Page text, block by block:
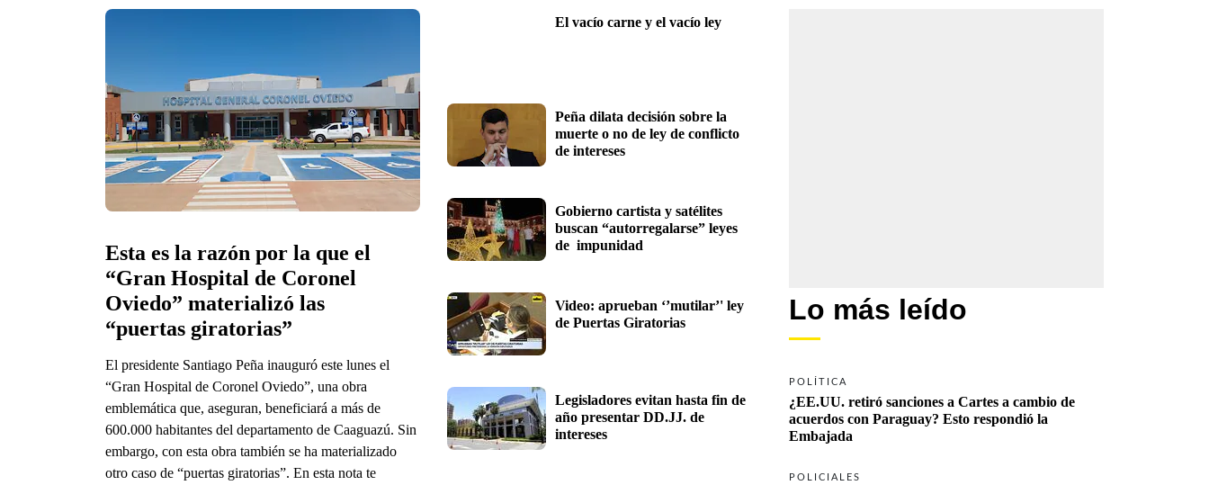
Esta es la razón por la que el
“Gran Hospital de Coronel
Oviedo” materializó las
“puertas giratorias”
El presidente Santiago Peña inauguró este lunes el
“Gran Hospital de Coronel Oviedo”, una obra
emblemática que, aseguran, beneficiará a más de
600.000 habitantes del departamento de Caaguazú. Sin
embargo, con esta obra también se ha materializado
otro caso de “puertas giratorias”. En esta nota te
Peña dilata decisión sobre la
muerte o no de ley de conflicto
de intereses
Gobierno cartista y satélites
buscan “autorregalarse” leyes
de  impunidad
Video: aprueban ‘’mutilar’' ley
Legisladores evitan hasta fin de
año presentar DD.JJ. de
intereses
Lo más leído
POLÍTICA
¿EE.UU. retiró sanciones a Cartes a cambio de
acuerdos con Paraguay? Esto respondió la
Embajada
POLICIALES